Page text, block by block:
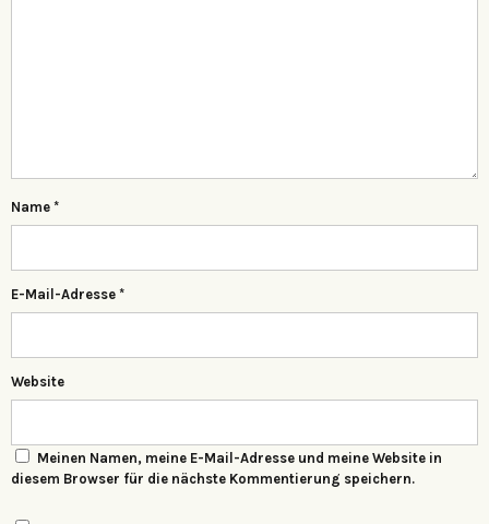
Name *
E-Mail-Adresse *
Website
Meinen Namen, meine E-Mail-Adresse und meine Website in
diesem Browser für die nächste Kommentierung speichern.